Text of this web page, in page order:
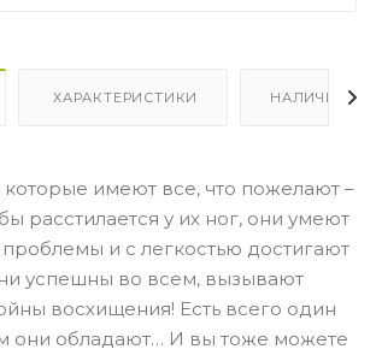
ХАРАКТЕРИСТИКИ НАЛИЧИЕ
имеют все, что пожелают –
расстилается у их ног, они умеют
и с легкостью достигают
успешны во всем, вызывают
восхищения! Есть всего один
они обладают… И вы тоже можете